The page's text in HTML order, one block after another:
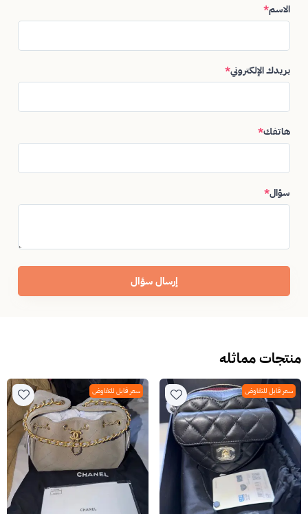
الاسم*
بريدك الإلكتروني*
هاتفك*
سؤال*
إرسال سؤال
منتجات مماثله
سعر قابل للتفاوض سعر قابل للتفاوض